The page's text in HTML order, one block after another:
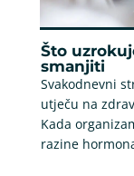
Što
smanjiti
Svakodnevni
utječu na
Kada
razine